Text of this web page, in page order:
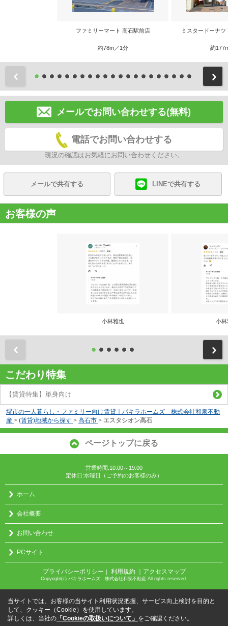
ファミリーマート 高石駅前店
約78m／1分
ミスタードーナ
約
前
メールでお問い合わせする(無料)
電話でお問い合わせする
現況の確認はお気軽にお問い合わせください。
メールで共有する LINEで共有する
お客様の声
小林雅也 小林
こだわり特集
【賃貸特集】単身向け
堺市の一人暮らし・ファミリー向け賃貸｜パキラホームズ 株式会社和泉不動
産 > (賃貸)地域から探す > 高石市 > エスタシオン高石
ページトップに戻る
営業時間:10:00～19:00
定休日:水曜日（ご予約のお客様のみ）
ホーム
会社概要
お問い合わせ
PCサイト
プライバシーポリシー 利用規約 ｜アクセスマップ
Copyright(c) パキラホームズ 株式会社和泉不動産 All rights reserved.
当サイトでは、お客様の当サイト利用状況把握、サービス向上検討を目的と
して、クッキー（Cookie）を使用しています。
詳しくは、当社の 「Cookieの取扱いについて」 をご確認ください。